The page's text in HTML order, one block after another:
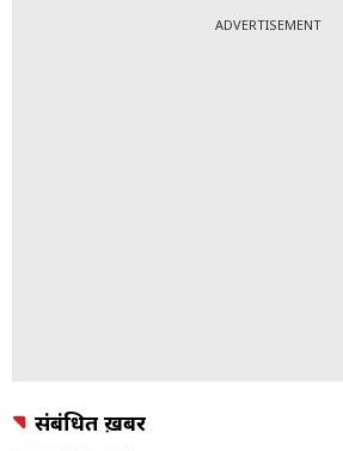
ADVERTISEMENT
संबंधित ख़बरें